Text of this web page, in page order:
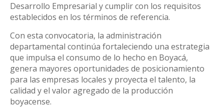
Desarrollo Empresarial y cumplir con los requisitos
establecidos en los términos de referencia.
Con esta convocatoria, la administración
departamental continúa fortaleciendo una estrategia
que impulsa el consumo de lo hecho en Boyacá,
genera mayores oportunidades de posicionamiento
para las empresas locales y proyecta el talento, la
calidad y el valor agregado de la producción
boyacense.